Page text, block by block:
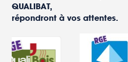
QUALIBAT,
répondront à vos attentes.